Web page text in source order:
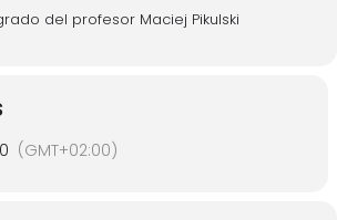
del profesor Maciej Pikulski
(GMT+02:00)